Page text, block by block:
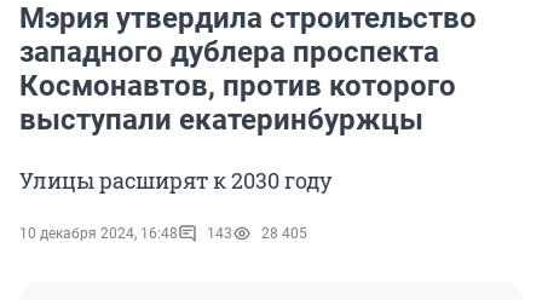
Мэрия утвердила строительство
западного дублера проспекта
Космонавтов, против которого
выступали екатеринбуржцы
Улицы расширят к 2030 году
10 декабря 2024, 16:48 143 28 405